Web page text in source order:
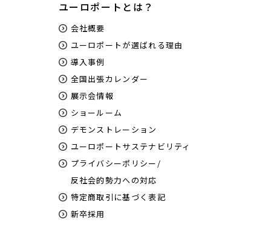
ユーロポートとは？
会社概要
ユーロポートが選ばれる理由
導入事例
全国出張カレンダー
展示会情報
ショールーム
デモンストレーション
ユーロポートサステナビリティ
プライバシーポリシー/
反社会的勢力への対応
特定商取引に基づく表記
新卒採用